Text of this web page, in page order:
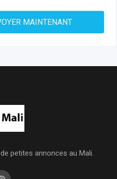
petites annonces au Mali.